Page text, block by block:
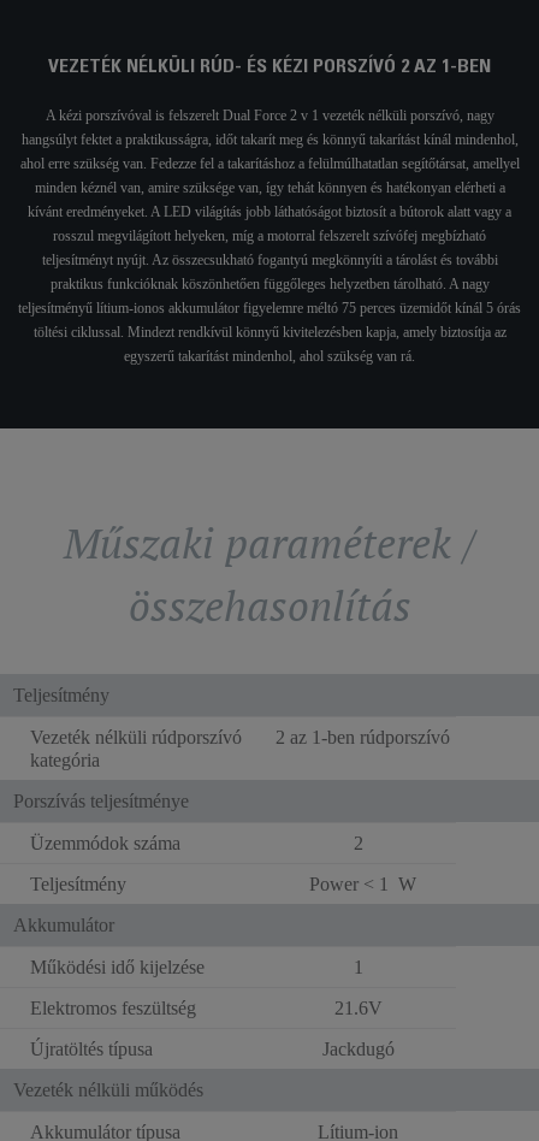
VEZETÉK NÉLKÜLI RÚD- ÉS KÉZI PORSZÍVÓ 2 AZ 1-BEN
A kézi porszívóval is felszerelt Dual Force 2 v 1 vezeték nélküli porszívó, nagy
hangsúlyt fektet a praktikusságra, időt takarít meg és könnyű takarítást kínál mindenhol,
ahol erre szükség van. Fedezze fel a takarításhoz a felülmúlhatatlan segítőtársat, amellyel
minden kéznél van, amire szüksége van, így tehát könnyen és hatékonyan elérheti a
kívánt eredményeket. A LED világítás jobb láthatóságot biztosít a bútorok alatt vagy a
rosszul megvilágított helyeken, míg a motorral felszerelt szívófej megbízható
teljesítményt nyújt. Az összecsukható fogantyú megkönnyíti a tárolást és további
praktikus funkcióknak köszönhetően függőleges helyzetben tárolható. A nagy
teljesítményű lítium-ionos akkumulátor figyelemre méltó 75 perces üzemidőt kínál 5 órás
töltési ciklussal. Mindezt rendkívül könnyű kivitelezésben kapja, amely biztosítja az
egyszerű takarítást mindenhol, ahol szükség van rá.
Műszaki paraméterek /
összehasonlítás
Teljesítmény
Vezeték nélküli rúdporszívó
kategória
2 az 1-ben rúdporszívó
Porszívás teljesítménye
Üzemmódok száma
2
Teljesítmény
Power < 1 W
Akkumulátor
Működési idő kijelzése
1
Elektromos feszültség
21.6V
Újratöltés típusa
Jackdugó
Vezeték nélküli működés
Akkumulátor típusa Lítium-ion